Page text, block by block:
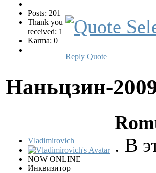
Posts: 201
Thank you
received: 1
Karma: 0
Reply Quote
Наньцзин-
Vladimirovich
NOW ONLINE
Инквизитор
. В